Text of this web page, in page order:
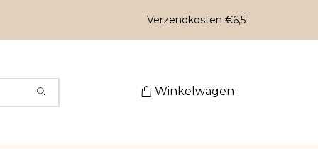
Verzendkosten €6,5
Winkelwagen